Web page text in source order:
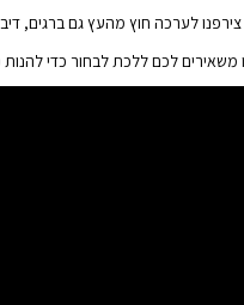
לערכה חוץ מהעץ גם ברגים,
משאירים לכם ללכת לבחור כדי